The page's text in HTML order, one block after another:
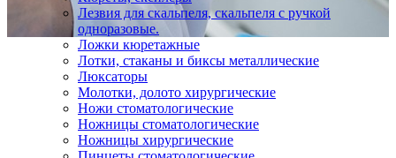
Лезвия для скальпеля, скальпеля с ручкой
одноразовые.
Ложки кюретажные
Лотки, стаканы и биксы металлические
Люксаторы
Молотки, долото хирургические
Ножи стоматологические
Ножницы стоматологические
Ножницы хирургические